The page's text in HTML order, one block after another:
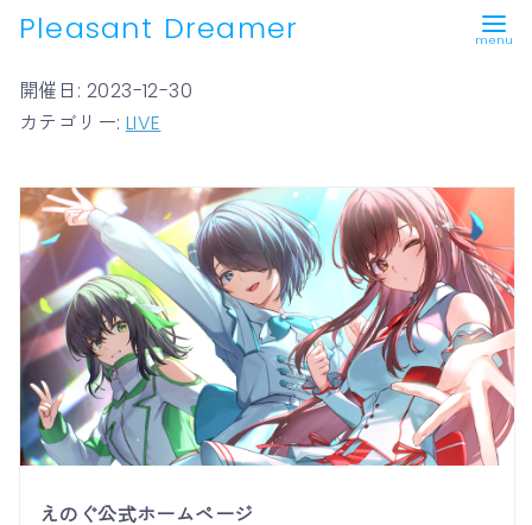
Pleasant Dreamer
開催日: 2023-12-30
カテゴリー: LIVE
えのぐ公式ホームページ